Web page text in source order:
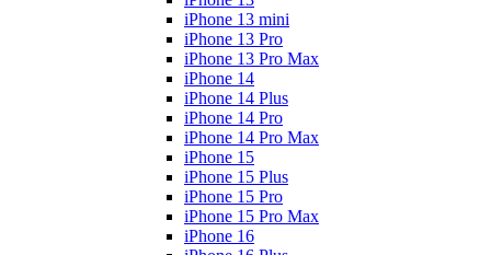
iPhone 13 mini
iPhone 13 Pro
iPhone 13 Pro Max
iPhone 14
iPhone 14 Plus
iPhone 14 Pro
iPhone 14 Pro Max
iPhone 15
iPhone 15 Plus
iPhone 15 Pro
iPhone 15 Pro Max
iPhone 16